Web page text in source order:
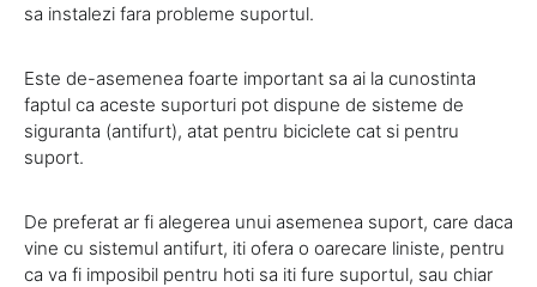
sa instalezi fara probleme suportul.
Este de-asemenea foarte important sa ai la cunostinta
faptul ca aceste suporturi pot dispune de sisteme de
siguranta (antifurt), atat pentru biciclete cat si pentru
suport.
De preferat ar fi alegerea unui asemenea suport, care daca
vine cu sistemul antifurt, iti ofera o oarecare liniste, pentru
ca va fi imposibil pentru hoti sa iti fure suportul, sau chiar